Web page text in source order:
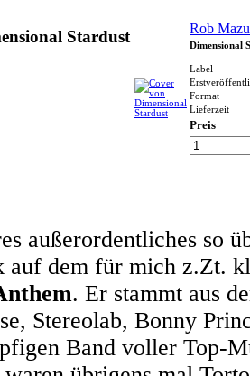
Stardust Rob
Dimensional
Label
Format
Lieferzeit
Preis
außerordentliches so
auf dem für mich z.Zt.
. Er stammt aus
Stereolab, Bonny
Band voller Top-